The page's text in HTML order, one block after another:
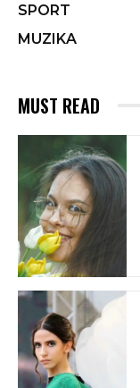
SPORT
MUZIKA
MUST READ